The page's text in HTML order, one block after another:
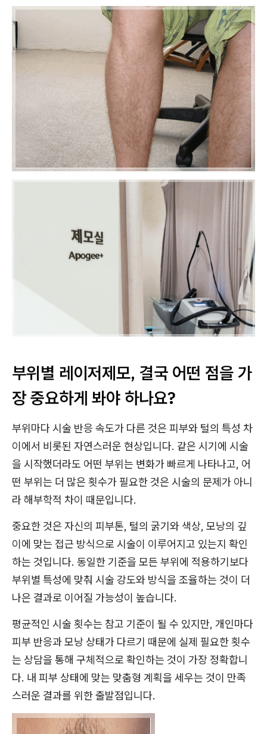
부위별 레이저제모, 결국 어떤 점을 가
장 중요하게 봐야 하나요?
부위마다 시술 반응 속도가 다른 것은 피부와 털의 특성 차
이에서 비롯된 자연스러운 현상입니다. 같은 시기에 시술
을 시작했더라도 어떤 부위는 변화가 빠르게 나타나고, 어
떤 부위는 더 많은 횟수가 필요한 것은 시술의 문제가 아니
라 해부학적 차이 때문입니다.
중요한 것은 자신의 피부톤, 털의 굵기와 색상, 모낭의 깊
이에 맞는 접근 방식으로 시술이 이루어지고 있는지 확인
하는 것입니다. 동일한 기준을 모든 부위에 적용하기보다
부위별 특성에 맞춰 시술 강도와 방식을 조율하는 것이 더
나은 결과로 이어질 가능성이 높습니다.
평균적인 시술 횟수는 참고 기준이 될 수 있지만, 개인마다
피부 반응과 모낭 상태가 다르기 때문에 실제 필요한 횟수
는 상담을 통해 구체적으로 확인하는 것이 가장 정확합니
다. 내 피부 상태에 맞는 맞춤형 계획을 세우는 것이 만족
스러운 결과를 위한 출발점입니다.